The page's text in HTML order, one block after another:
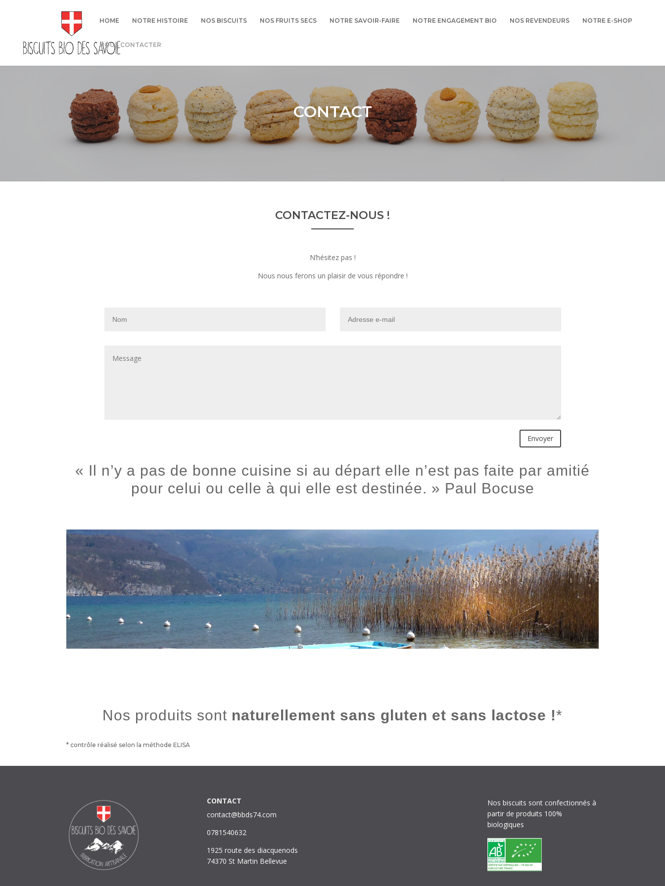
HOME NOTRE HISTOIRE NOS BISCUITS NOS FRUITS SECS NOTRE SAVOIR-FAIRE NOTRE ENGAGEMENT BIO NOS REVENDEURS NOTRE E-SHOP
NOUS CONTACTER
CONTACT
CONTACTEZ-NOUS !
N’hésitez pas !
Nous nous ferons un plaisir de vous répondre !
Envoyer
« Il n’y a pas de bonne cuisine si au départ elle n’est pas faite par amitié
pour celui ou celle à qui elle est destinée. » Paul Bocuse
Nos produits sont naturellement sans gluten et sans lactose !*
* contrôle réalisé selon la méthode ELISA
CONTACT
contact@bbds74.com
0781540632
1925 route des diacquenods
74370 St Martin Bellevue
Nos biscuits sont confectionnés à
partir de produits 100%
biologiques